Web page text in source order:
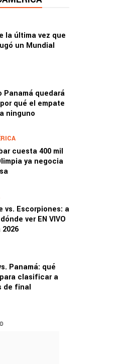
la última vez que
un Mundial
Panamá quedará
qué el empate
ninguno
cuesta 400 mil
ya negocia
vs. Escorpiones: a
ver EN VIVO
Panamá: qué
clasificar a
de final